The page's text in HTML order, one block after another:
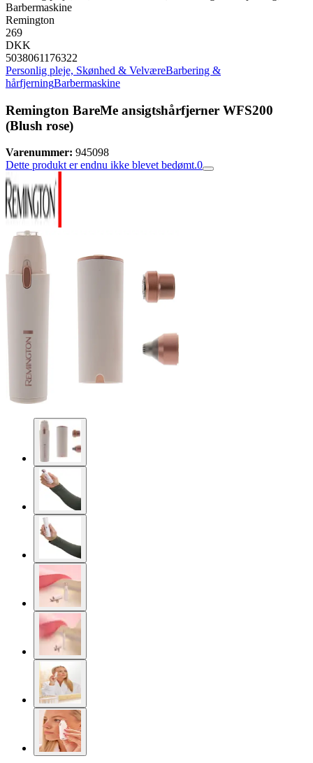
Barbermaskine
Remington
269
DKK
5038061176322
Personlig pleje, Skønhed & VelværeBarbering &
hårfjerningBarbermaskine
Remington BareMe ansigtshårfjerner WFS200
(Blush rose)
Varenummer: 945098
Dette produkt er endnu ikke blevet bedømt.0